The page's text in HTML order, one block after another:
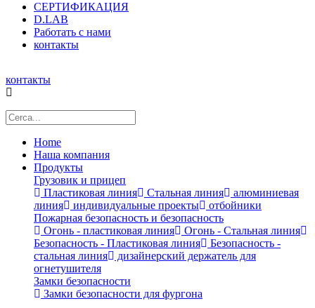
СЕРТИФИКАЦИЯ
D.LAB
Работать с нами
контакты
контакты
Home
Наша компания
Продукты
Грузовик и прицеп
Пластиковая линия
Стальная линия
алюминиевая
линия
индивидуальные проекты
отбойники
Пожарная безопасность и безопасность
Огонь - пластиковая линия
Огонь - Стальная линия
Безопасность - Пластиковая линия
Безопасность -
стальная линия
дизайнерский держатель для
огнетушителя
Замки безопасности
Замки безопасности для фургона